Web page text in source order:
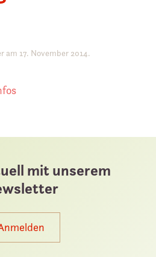
am 17. November 2014.
mit unserem